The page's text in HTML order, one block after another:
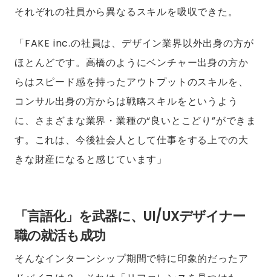
それぞれの社員から異なるスキルを吸収できた。
「FAKE inc.の社員は、デザイン業界以外出身の方が
ほとんどです。高橋のようにベンチャー出身の方か
らはスピード感を持ったアウトプットのスキルを、
コンサル出身の方からは戦略スキルをというよう
に、さまざまな業界・業種の“良いとこどり”ができま
す。これは、今後社会人として仕事をする上での大
きな財産になると感じています」
「言語化」を武器に、UI/UXデザイナー
職の就活も成功
そんなインターンシップ期間で特に印象的だったア